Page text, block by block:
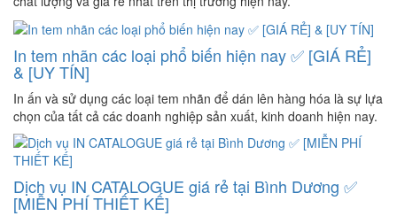
In tem nhãn các loại phổ biến hiện nay ✅ [GIÁ RẺ]
& [UY TÍN]
In ấn và sử dụng các loại tem nhãn để dán lên hàng hóa là sự lựa
chọn của tất cả các doanh nghiệp sản xuất, kinh doanh hiện nay.
Dịch vụ IN CATALOGUE giá rẻ tại Bình Dương ✅
[MIỄN PHÍ THIẾT KẾ]